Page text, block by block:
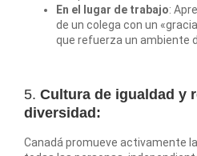
En el lugar de trabajo:
de un colega con un
que refuerza un ambiente
5. Cultura de igualdad y
diversidad:
Canadá promueve activamente